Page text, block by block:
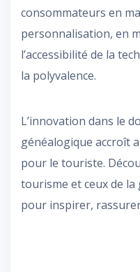
consommateurs en
personnalisation, en
l’accessibilité de la
la polyvalence.
L’innovation dans le
généalogique accroît
pour le touriste.
tourisme et ceux de la
pour inspirer,